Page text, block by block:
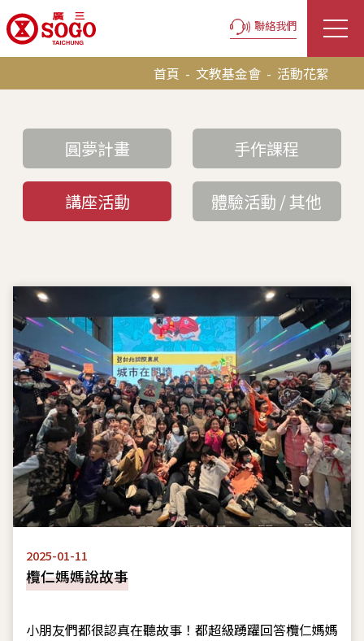
聯絡我們
首頁 - 文教基金會 - 活動花絮
圓夢計畫 手作課程
講座活動 體驗活動 / 其他
2025-01-11
欖仁媽媽說故事
小朋友們都很認真在聽故事！都超級踴躍回答欖仁媽媽